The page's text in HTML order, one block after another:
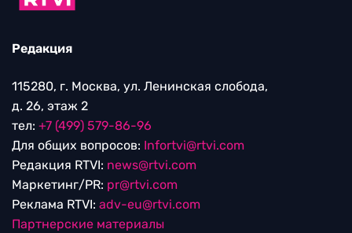
Редакция
115280, г. Москва, ул. Ленинская слобода,
д. 26, этаж 2
тел: +7 (499) 579-86-96
Для общих вопросов: Infortvi@rtvi.com
Редакция RTVI: news@rtvi.com
Маркетинг/PR: pr@rtvi.com
Реклама RTVI: adv-eu@rtvi.com
Партнерские материалы